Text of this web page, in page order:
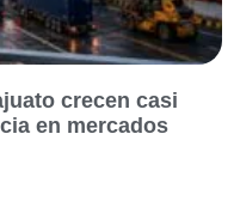
crecen casi
en mercados